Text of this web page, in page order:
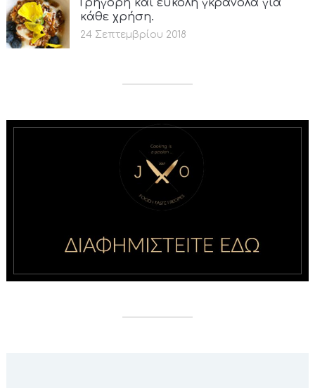
Γρήγορη και εύκολη γκρανόλα για
κάθε χρήση.
24 Σεπτεμβρίου 2018